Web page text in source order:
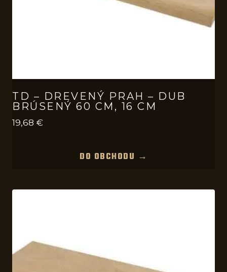
TD – DREVENÝ PRAH – DUB
BRÚSENÝ 60 CM, 16 CM
19,68 €
DO OBCHODU →